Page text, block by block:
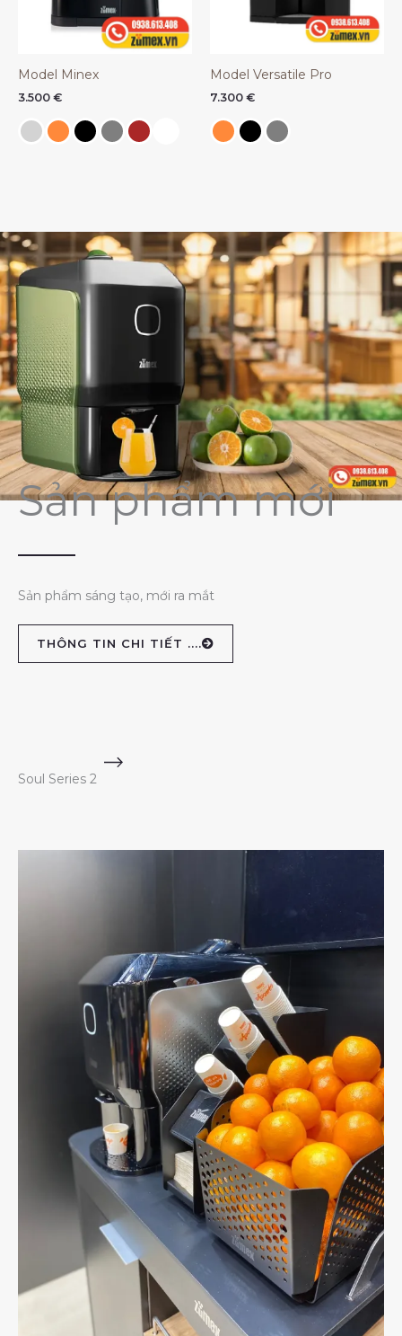
Model Minex
3.500 €
Model Versatile Pro
7.300 €
Sản phẩm mới
Sản phẩm sáng tạo, mới ra mắt
THÔNG TIN CHI TIẾT ....
Soul Series 2